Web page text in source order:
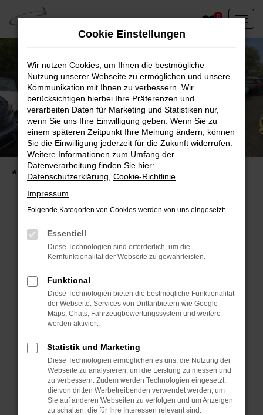
Zum
Hauptinhalt
springen
0
Unser Fahrzeugbestand vor Ort
Entdecken Sie unsere sofort verfügbaren
Fahrzeugangebote
Fehler: Network Error
Beim Laden ist ein Fehler aufgetreten.
Hier sind ein paar Tipps, die dir helfen können:
Überprüfe deine Firewall und deine
Internetverbindung.
Laden andere Webseiten, zum Beispiel deine
Suchmaschine?
Manche Erweiterungen, wie Werbeblocker,
können das Laden bestimmter Seiten
verhindern. Funktioniert die Seite in einem
anderen Browser oder in einem privaten
Fenster?
Cookie Einstellungen
Wir nutzen Cookies, um Ihnen die bestmögliche
Nutzung unserer Webseite zu ermöglichen und unsere
Kommunikation mit Ihnen zu verbessern. Wir
berücksichtigen hierbei Ihre Präferenzen und
verarbeiten Daten für Marketing und Statistiken nur,
wenn Sie uns Ihre Einwilligung geben. Wenn Sie zu
einem späteren Zeitpunkt Ihre Meinung ändern, können
Sie die Einwilligung jederzeit für die Zukunft widerrufen.
Weitere Informationen zum Umfang der
Datenverarbeitung finden Sie hier:
Datenschutzerklärung Cookie-Richtlinie
Impressum
Folgende Kategorien von Cookies werden von uns eingesetzt:
Essentiell
Diese Technologien sind erforderlich, um die
Kernfunktionalität der Webseite zu gewährleisten.
Funktional
Diese Technologien bieten die bestmögliche Funktionalität
der Webseite. Services von Drittanbietern wie Google
Maps, Chats, Fahrzeugbewertungssystem und weitere
werden aktiviert.
Statistik und Marketing
Diese Technologien ermöglichen es uns, die Nutzung der
Webseite zu analysieren, um die Leistung zu messen und
zu verbessern. Zudem werden Technologien eingesetzt,
die von dritten Werbetreibenden verwendet werden, um
Sie auf anderen Webseiten zu verfolgen und um Anzeigen
zu schalten, die für Ihre Interessen relevant sind.